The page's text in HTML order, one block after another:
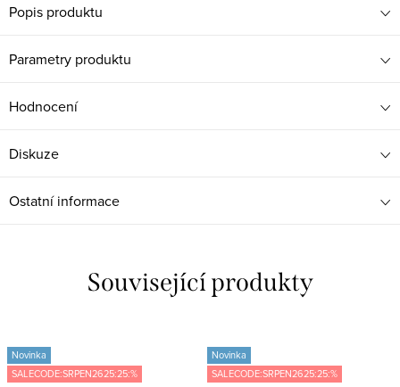
Popis produktu
Parametry produktu
Hodnocení
Diskuze
Ostatní informace
Související produkty
Novinka
SALECODE:SRPEN2625:25:%
Novinka
SALECODE:SRPEN2625:25:%